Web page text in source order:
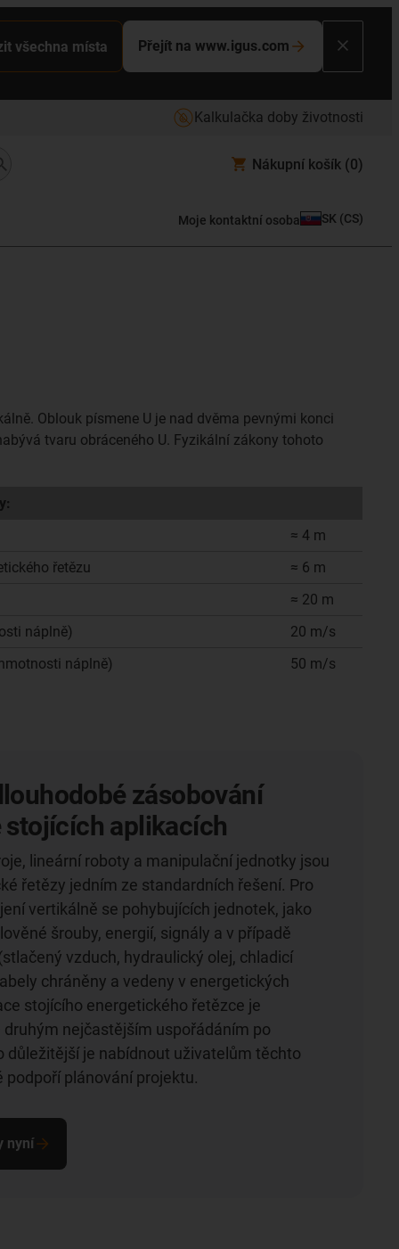
všechna místa Přejít na www.igus.com
Kalkulačka doby životnosti
Nákupní košík (0)
Moje kontaktní osoba SK (CS)
Oblouk písmene U je nad dvěma pevnými konci
tvaru obráceného U. Fyzikální zákony tohoto
≈ 4 m
řetězu
≈ 6 m
≈ 20 m
náplně)
20 m/s
náplně)
50 m/s
zásobování
stojících aplikacích
lineární roboty a manipulační jednotky jsou
řetězy jedním ze standardních řešení. Pro
vertikálně se pohybujících jednotek, jako
šrouby, energií, signály a v případě
vzduch, hydraulický olej, chladicí
chráněny a vedeny v energetických
stojícího energetického řetězce je
nejčastějším uspořádáním po
důležitější je nabídnout uživatelům těchto
podpoří plánování projektu.
nyní